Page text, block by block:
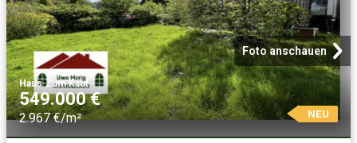
Foto anschauen
Haus·Zum Kauf
549.000 €
2.967 €/m² NEU